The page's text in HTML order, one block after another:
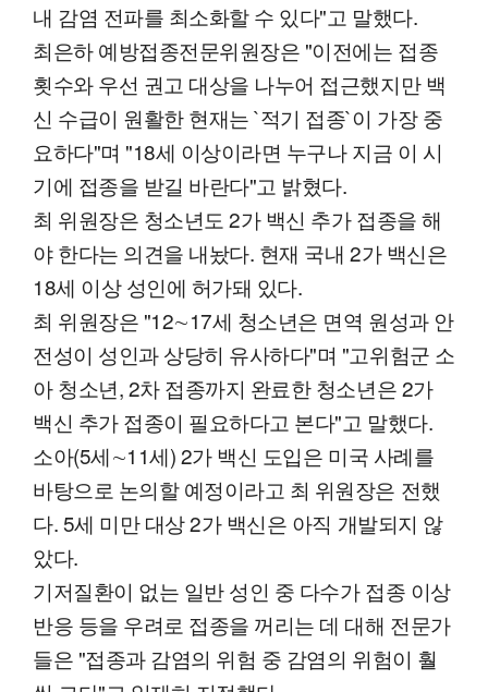
내 감염 전파를 최소화할 수 있다"고 말했다.
최은하 예방접종전문위원장은 "이전에는 접종
횟수와 우선 권고 대상을 나누어 접근했지만 백
신 수급이 원활한 현재는 `적기 접종`이 가장 중
요하다"며 "18세 이상이라면 누구나 지금 이 시
기에 접종을 받길 바란다"고 밝혔다.
최 위원장은 청소년도 2가 백신 추가 접종을 해
야 한다는 의견을 내놨다. 현재 국내 2가 백신은
18세 이상 성인에 허가돼 있다.
최 위원장은 "12∼17세 청소년은 면역 원성과 안
전성이 성인과 상당히 유사하다"며 "고위험군 소
아 청소년, 2차 접종까지 완료한 청소년은 2가
백신 추가 접종이 필요하다고 본다"고 말했다.
소아(5세∼11세) 2가 백신 도입은 미국 사례를
바탕으로 논의할 예정이라고 최 위원장은 전했
다. 5세 미만 대상 2가 백신은 아직 개발되지 않
았다.
기저질환이 없는 일반 성인 중 다수가 접종 이상
반응 등을 우려로 접종을 꺼리는 데 대해 전문가
들은 "접종과 감염의 위험 중 감염의 위험이 훨